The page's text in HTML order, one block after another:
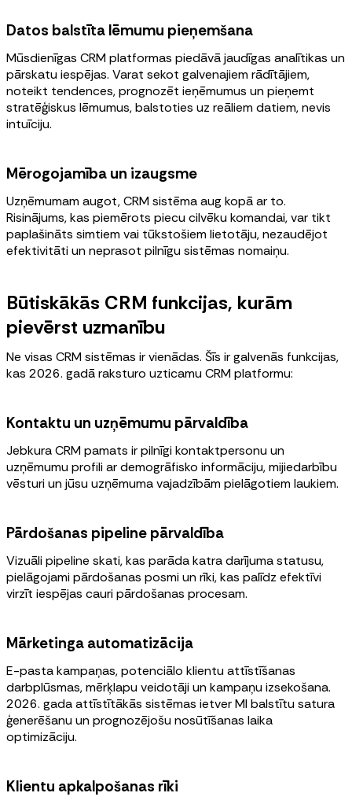
Datos balstīta lēmumu pieņemšana
Mūsdienīgas CRM platformas piedāvā jaudīgas analītikas un
pārskatu iespējas. Varat sekot galvenajiem rādītājiem,
noteikt tendences, prognozēt ieņēmumus un pieņemt
stratēģiskus lēmumus, balstoties uz reāliem datiem, nevis
intuīciju.
Mērogojamība un izaugsme
Uzņēmumam augot, CRM sistēma aug kopā ar to.
Risinājums, kas piemērots piecu cilvēku komandai, var tikt
paplašināts simtiem vai tūkstošiem lietotāju, nezaudējot
efektivitāti un neprasot pilnīgu sistēmas nomaiņu.
Būtiskākās CRM funkcijas, kurām
pievērst uzmanību
Ne visas CRM sistēmas ir vienādas. Šīs ir galvenās funkcijas,
kas 2026. gadā raksturo uzticamu CRM platformu:
Kontaktu un uzņēmumu pārvaldība
Jebkura CRM pamats ir pilnīgi kontaktpersonu un
uzņēmumu profili ar demogrāfisko informāciju, mijiedarbību
vēsturi un jūsu uzņēmuma vajadzībām pielāgotiem laukiem.
Pārdošanas pipeline pārvaldība
Vizuāli pipeline skati, kas parāda katra darījuma statusu,
pielāgojami pārdošanas posmi un rīki, kas palīdz efektīvi
virzīt iespējas cauri pārdošanas procesam.
Mārketinga automatizācija
E-pasta kampaņas, potenciālo klientu attīstīšanas
darbplūsmas, mērķlapu veidotāji un kampaņu izsekošana.
2026. gada attīstītākās sistēmas ietver MI balstītu satura
ģenerēšanu un prognozējošu nosūtīšanas laika
optimizāciju.
Klientu apkalpošanas rīki